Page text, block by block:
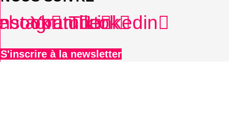
Youtube
Tiktok
Linkedin
S'inscrire à la newsletter